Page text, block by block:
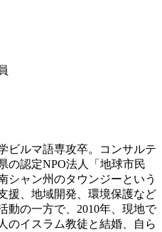
ビルマ語専攻卒。コンサルテ
の認定NPO法人「地球市民
シャン州のタウンジーという
援、地域開発、環境保護など
動の一方で、2010年、現地で
のイスラム教徒と結婚、自ら